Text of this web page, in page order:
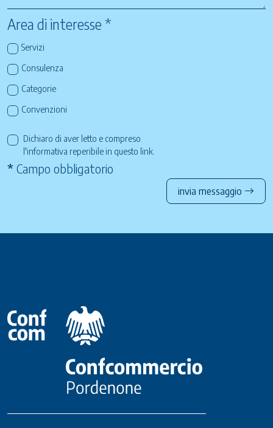
Area di interesse *
Servizi
Consulenza
Categorie
Convenzioni
Dichiaro di aver letto e compreso
l'informativa reperibile in questo link
* Campo obbligatorio
invia messaggio